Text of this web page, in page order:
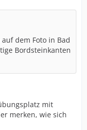
dem Foto in Bad
Bordsteinkanten
mit
merken, wie sich